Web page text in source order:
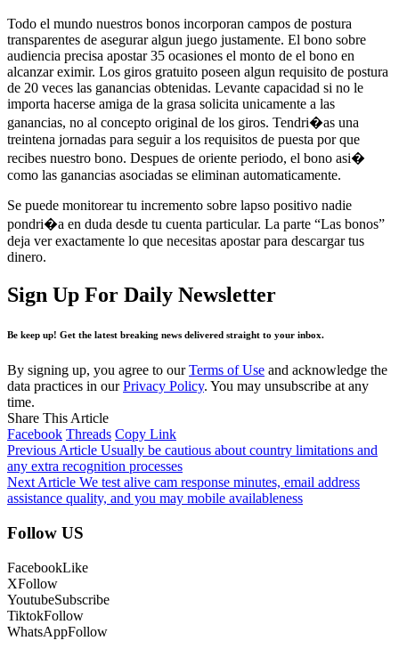
Todo el mundo nuestros bonos incorporan campos de postura
transparentes de asegurar algun juego justamente. El bono sobre
audiencia precisa apostar 35 ocasiones el monto de el bono en
alcanzar eximir. Los giros gratuito poseen algun requisito de postura
de 20 veces las ganancias obtenidas. Levante capacidad si no le
importa hacerse amiga de la grasa solicita unicamente a las
ganancias, no al concepto original de los giros. Tendri�as una
treintena jornadas para seguir a los requisitos de puesta por que
recibes nuestro bono. Despues de oriente periodo, el bono asi�
como las ganancias asociadas se eliminan automaticamente.
Se puede monitorear tu incremento sobre lapso positivo nadie
pondri�a en duda desde tu cuenta particular. La parte “Las bonos”
deja ver exactamente lo que necesitas apostar para descargar tus
dinero.
Sign Up For Daily Newsletter
Be keep up! Get the latest breaking news delivered straight to your inbox.
By signing up, you agree to ourTerms of Use and acknowledge the
data practices in ourPrivacy Policy. You may unsubscribe at any
time.
Share This Article
Facebook Threads Copy Link
Previous Article Usually be cautious about country limitations and
any extra recognition processes
Next Article We test alive cam response minutes, email address
assistance quality, and you may mobile availableness
Follow US
FacebookLike
XFollow
YoutubeSubscribe
TiktokFollow
WhatsAppFollow